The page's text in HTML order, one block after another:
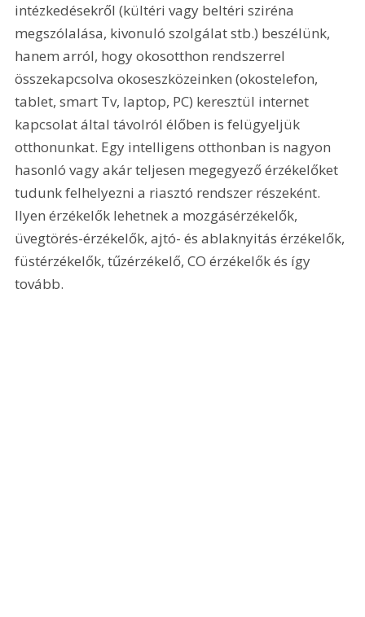
intézkedésekről (kültéri vagy beltéri sziréna
megszólalása, kivonuló szolgálat stb.) beszélünk,
hanem arról, hogy okosotthon rendszerrel
összekapcsolva okoseszközeinken (okostelefon,
tablet, smart Tv, laptop, PC) keresztül internet
kapcsolat által távolról élőben is felügyeljük
otthonunkat. Egy intelligens otthonban is nagyon
hasonló vagy akár teljesen megegyező érzékelőket
tudunk felhelyezni a riasztó rendszer részeként.
Ilyen érzékelők lehetnek a mozgásérzékelők,
üvegtörés-érzékelők, ajtó- és ablaknyitás érzékelők,
füstérzékelők, tűzérzékelő, CO érzékelők és így
tovább.